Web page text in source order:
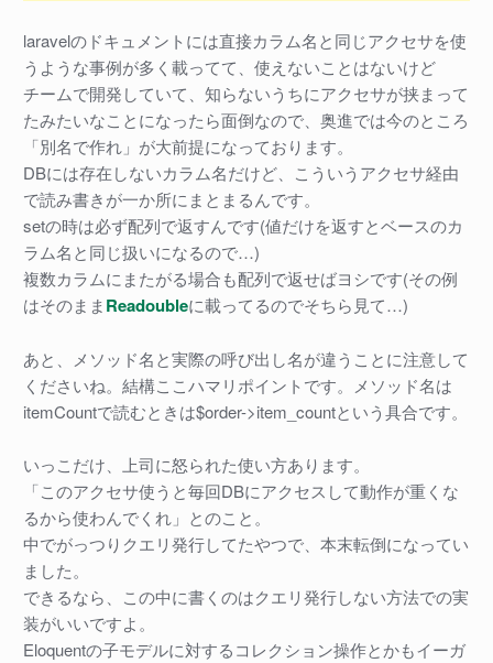
laravelのドキュメントには直接カラム名と同じアクセサを使
うような事例が多く載ってて、使えないことはないけど
チームで開発していて、知らないうちにアクセサが挟まって
たみたいなことになったら面倒なので、奥進では今のところ
「別名で作れ」が大前提になっております。
DBには存在しないカラム名だけど、こういうアクセサ経由
で読み書きが一か所にまとまるんです。
setの時は必ず配列で返すんです(値だけを返すとベースのカ
ラム名と同じ扱いになるので…)
複数カラムにまたがる場合も配列で返せばヨシです(その例
はそのままReadoubleに載ってるのでそちら見て…)
あと、メソッド名と実際の呼び出し名が違うことに注意して
くださいね。結構ここハマリポイントです。メソッド名は
itemCountで読むときは$order->item_countという具合です。
いっこだけ、上司に怒られた使い方あります。
「このアクセサ使うと毎回DBにアクセスして動作が重くな
るから使わんでくれ」とのこと。
中でがっつりクエリ発行してたやつで、本末転倒になってい
ました。
できるなら、この中に書くのはクエリ発行しない方法での実
装がいいですよ。
Eloquentの子モデルに対するコレクション操作とかもイーガ